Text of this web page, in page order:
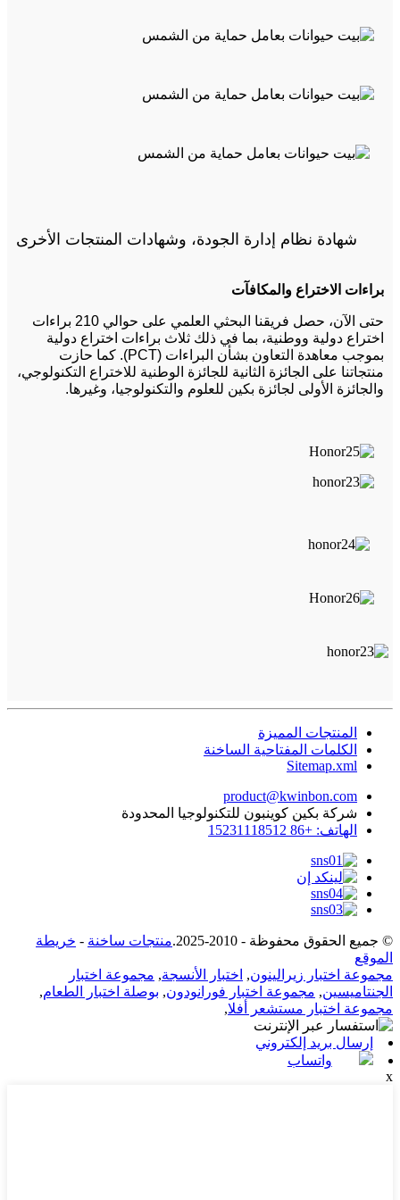
شهادة نظام إدارة الجودة، وشهادات المنتجات الأخرى
براءات الاختراع والمكافآت
حتى الآن، حصل فريقنا البحثي العلمي على حوالي 210 براءات
اختراع دولية ووطنية، بما في ذلك ثلاث براءات اختراع دولية
بموجب معاهدة التعاون بشأن البراءات (PCT). كما حازت
منتجاتنا على الجائزة الثانية للجائزة الوطنية للاختراع التكنولوجي،
والجائزة الأولى لجائزة بكين للعلوم والتكنولوجيا، وغيرها.
المنتجات المميزة
الكلمات المفتاحية الساخنة
Sitemap.xml
product@kwinbon.com
شركة بكين كوينبون للتكنولوجيا المحدودة
الهاتف: +86 15231118512
© جميع الحقوق محفوظة - 2010-2025. منتجات ساخنة - خريطة
الموقع
مجموعة اختبار زيرالينون, اختبار الأنسجة, مجموعة اختبار
الجنتاميسين, مجموعة اختبار فورانودون, بوصلة اختبار الطعام,
مجموعة اختبار مستشعر أفلا,
إرسال بريد إلكتروني
واتساب
x